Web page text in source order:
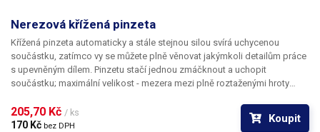
Nerezová křížená pinzeta
Křížená pinzeta automaticky a stále stejnou silou svírá uchycenou
součástku, zatímco vy se můžete plně věnovat jakýmkoli detailům práce
s upevněným dílem. Pinzetu stačí jednou zmáčknout a uchopit
součástku; maximální velikost - mezera mezi plně roztaženými hroty
205,70 Kč / ks
170 Kč bez DPH
Koupit